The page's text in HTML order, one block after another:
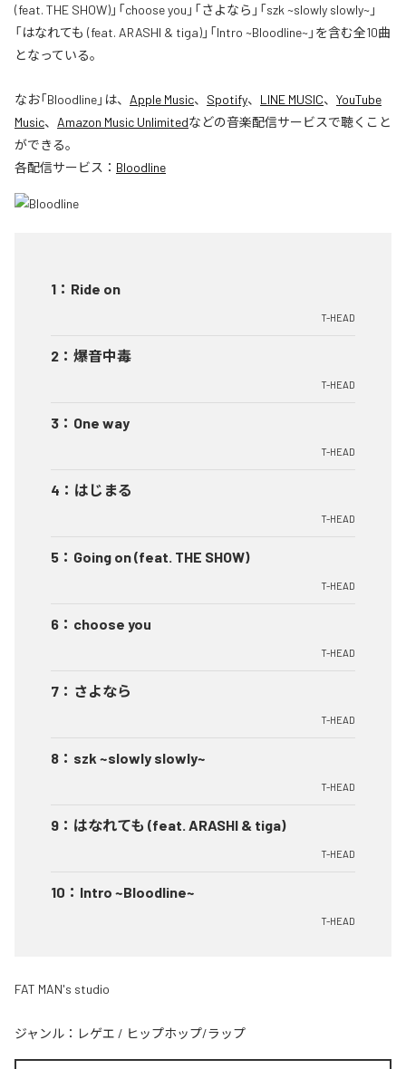
(feat. THE SHOW)」「choose you」「さよなら」「szk ~slowly slowly~」
「はなれても (feat. ARASHI & tiga)」「Intro ~Bloodline~」を含む全10曲
となっている。
なお「Bloodline」は、 Apple Music、 Spotify、 LINE MUSIC、 YouTube
Music、 Amazon Music Unlimitedなどの音楽配信サービスで聴くこと
ができる。
各配信サービス： Bloodline
1 ： Ride on
T-HEAD
2 ： 爆音中毒
T-HEAD
3 ： One way
T-HEAD
4 ： はじまる
T-HEAD
5 ： Going on (feat. THE SHOW)
T-HEAD
6 ： choose you
T-HEAD
7 ： さよなら
T-HEAD
8 ： szk ~slowly slowly~
T-HEAD
9 ： はなれても (feat. ARASHI & tiga)
T-HEAD
10 ： Intro ~Bloodline~
T-HEAD
FAT MAN's studio
ジャンル： レゲエ / ヒップホップ/ラップ